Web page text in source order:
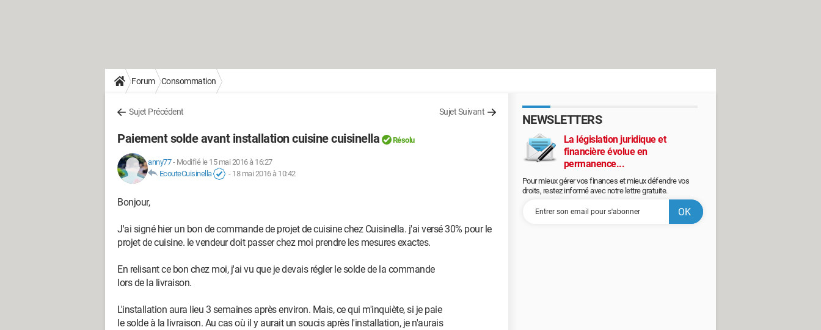
Forum Consommation
Sujet Précédent Sujet Suivant
Paiement solde avant installation cuisine cuisinella Résolu
anny77- Modifié le 15 mai 2016 à 16:27
EcouteCuisinella
- 18 mai 2016 à 10:42
Bonjour,
J'ai signé hier un bon de commande de projet de cuisine chez Cuisinella. j'ai versé 30% pour le
projet de cuisine. le vendeur doit passer chez moi prendre les mesures exactes.
En relisant ce bon chez moi, j'ai vu que je devais régler le solde de la commande
lors de la livraison.
L'installation aura lieu 3 semaines après environ. Mais, ce qui m'inquiète, si je paie
le solde à la livraison. Au cas où il y aurait un soucis après l'installation, je n'aurais
NEWSLETTERS
La législation juridique et
financière évolue en
permanence...
Pour mieux gérer vos finances et mieux défendre vos
droits, restez informé avec notre lettre gratuite.